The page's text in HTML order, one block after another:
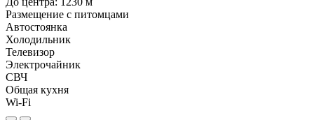
Размещение с питомцами
Автостоянка
Холодильник
Телевизор
Электрочайник
СВЧ
Общая кухня
Wi-Fi